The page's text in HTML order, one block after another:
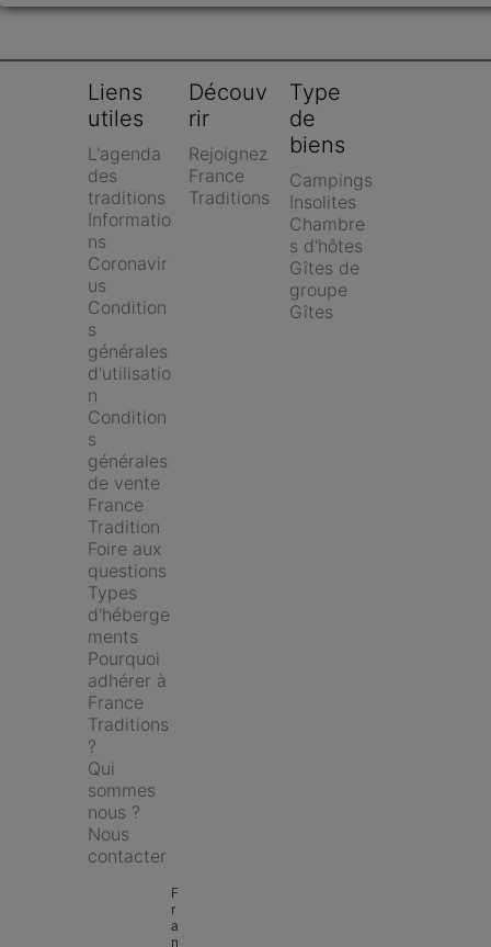
Liens
utiles
L'agenda
des
traditions
Informatio
ns
Coronavir
us
Condition
s
générales
d'utilisatio
n
Condition
s
générales
de vente
France
Tradition
Foire aux
questions
Types
d'héberge
ments
Pourquoi
adhérer à
France
Traditions
?
Qui
sommes
nous ?
Nous
contacter
Découv
rir
Rejoignez
France
Traditions
Type
de
biens
Campings
Insolites
Chambre
s d'hôtes
Gîtes de
groupe
Gîtes
F
r
a
n